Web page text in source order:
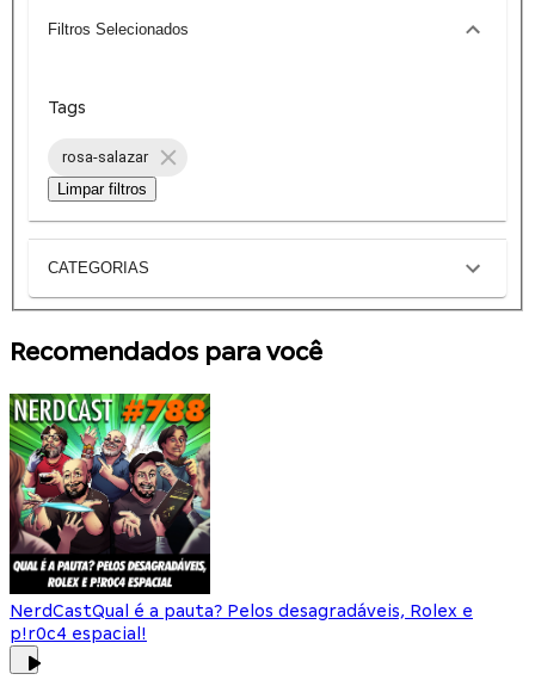
Filtros Selecionados
Tags
rosa-salazar
Limpar filtros
CATEGORIAS
Recomendados para você
NerdCastQual é a pauta? Pelos desagradáveis, Rolex e
p!r0c4 espacial!